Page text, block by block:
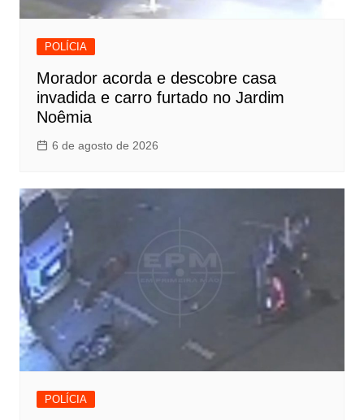
POLÍCIA
Morador acorda e descobre casa
invadida e carro furtado no Jardim
Noêmia
6 de agosto de 2026
POLÍCIA